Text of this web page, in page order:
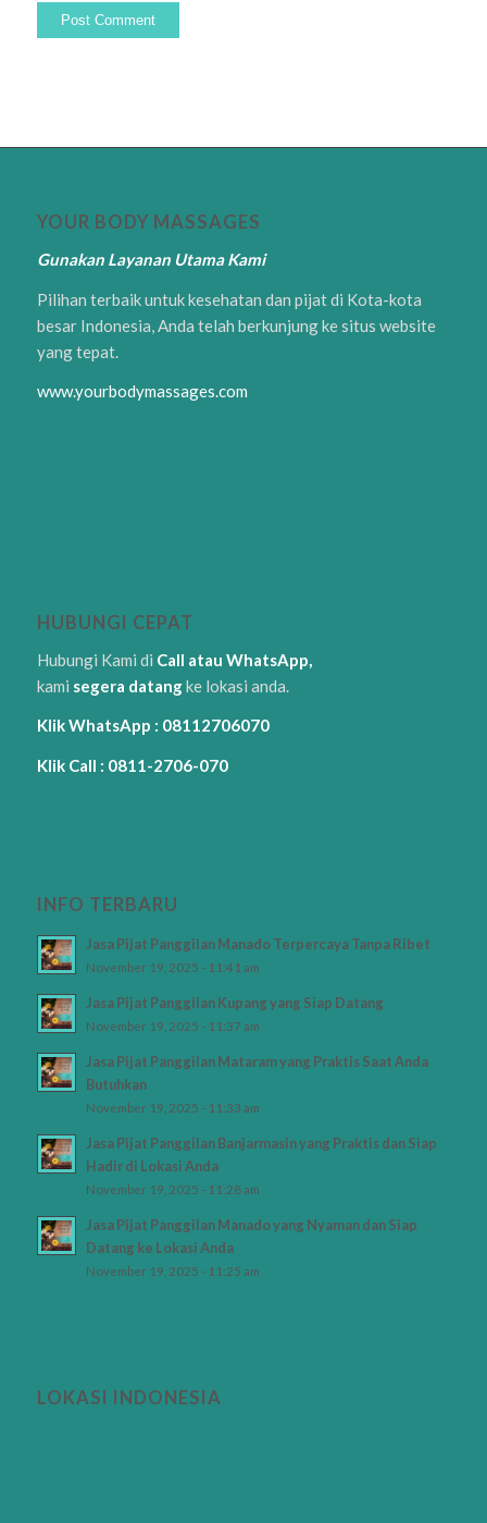
YOUR BODY MASSAGES
Gunakan Layanan Utama Kami
Pilihan terbaik untuk kesehatan dan pijat di Kota-kota
besar Indonesia, Anda telah berkunjung ke situs website
yang tepat.
www.yourbodymassages.com
HUBUNGI CEPAT
Hubungi Kami di Call atau WhatsApp,
kami segera datangke lokasi anda.
Klik WhatsApp : 08112706070
Klik Call : 0811-2706-070
INFO TERBARU
Jasa Pijat Panggilan Manado Terpercaya Tanpa Ribet
November 19, 2025 - 11:41 am
Jasa Pijat Panggilan Kupang yang Siap Datang
November 19, 2025 - 11:37 am
Jasa Pijat Panggilan Mataram yang Praktis Saat Anda
Butuhkan
November 19, 2025 - 11:33 am
Jasa Pijat Panggilan Banjarmasin yang Praktis dan Siap
Hadir di Lokasi Anda
November 19, 2025 - 11:28 am
Jasa Pijat Panggilan Manado yang Nyaman dan Siap
Datang ke Lokasi Anda
November 19, 2025 - 11:25 am
LOKASI INDONESIA